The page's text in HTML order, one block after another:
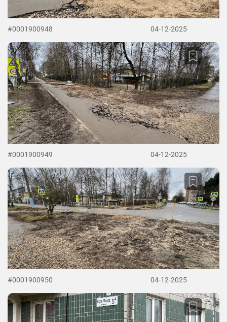
#0001900948 04-12-2025
#0001900949 04-12-2025
#0001900950 04-12-2025